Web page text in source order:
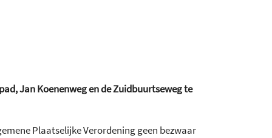
Jan Koenenweg en de Zuidbuurtseweg te
Plaatselijke Verordening geen bezwaar